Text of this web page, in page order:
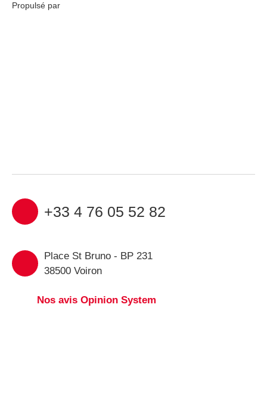
Propulsé par
+33 4 76 05 52 82
Place St Bruno - BP 231
38500 Voiron
Nos avis Opinion System